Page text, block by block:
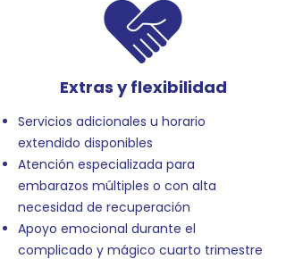
Extras y flexibilidad
Servicios adicionales u horario
extendido disponibles
Atención especializada para
embarazos múltiples o con alta
necesidad de recuperación
Apoyo emocional durante el
complicado y mágico cuarto trimestre